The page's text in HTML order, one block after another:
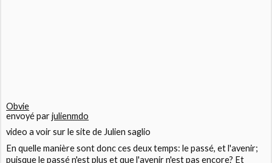
Obvie
envoyé parjulienmdo
video a voir sur le site de Julien saglio
En quelle manière sont donc ces deux temps: le passé, et l'avenir;
puisque le passé n'est plus et que l'avenir n'est pas encore? Et